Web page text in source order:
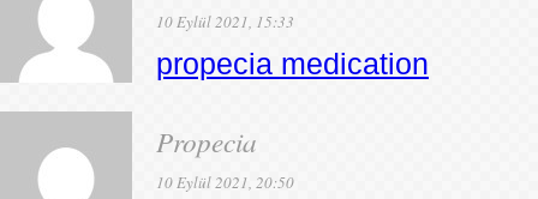
10 Eylül 2021, 15:33
propecia medication
Propecia
10 Eylül 2021, 20:50